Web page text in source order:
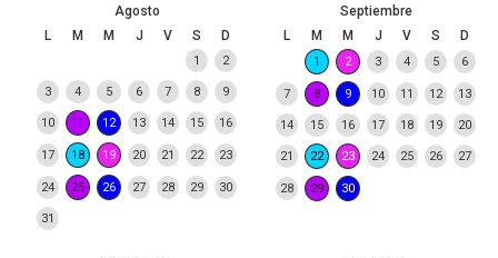
Agosto
L
M M J V S D
1 2
3 4 5 6 7 8 9
10 11 12 13 14 15 16
17 18 19 20 21 22 23
24 25 26 27 28 29 30
31
Septiembre
L
M M J V S D
1 2 3 4 5 6
7 8 9 10 11 12 13
14 15 16 17 18 19 20
21 22 23 24 25 26 27
28 29 30